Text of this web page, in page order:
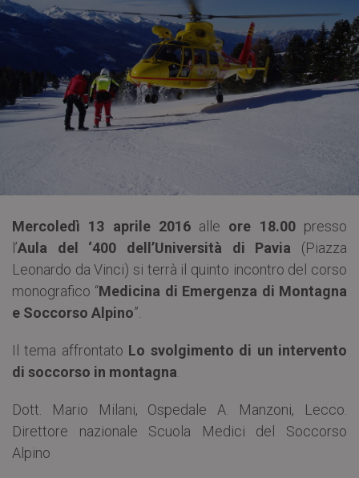
Mercoledì 13 aprile 2016alle ore 18.00presso
l’Aula del ‘400 dell’Università di Pavia (Piazza
Leonardo da Vinci) si terrà il quinto incontro del corso
monografico “Medicina di Emergenza di Montagna
e Soccorso Alpino”.
Il tema affrontato Lo svolgimento di un intervento
di soccorso in montagna.
Dott. Mario Milani, Ospedale A. Manzoni, Lecco.
Direttore nazionale Scuola Medici del Soccorso
Alpino